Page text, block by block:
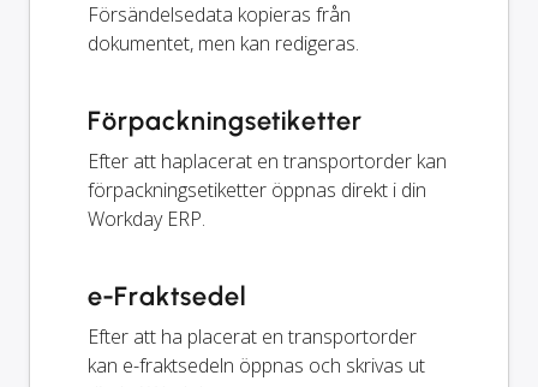
Försändelsedata kopieras från
dokumentet, men kan redigeras.
Förpackningsetiketter
Efter att haplacerat en transportorder kan
förpackningsetiketter öppnas direkt i din
Workday ERP.
e-Fraktsedel
Efter att ha placerat en transportorder
kan e-fraktsedeln öppnas och skrivas ut